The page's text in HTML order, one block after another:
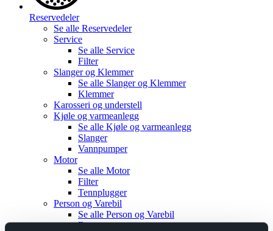
Reservedeler
Se alle Reservedeler
Service
Se alle Service
Filter
Slanger og Klemmer
Se alle Slanger og Klemmer
Klemmer
Karosseri og understell
Kjøle og varmeanlegg
Se alle Kjøle og varmeanlegg
Slanger
Vannpumper
Motor
Se alle Motor
Filter
Tennplugger
Person og Varebil
Se alle Person og Varebil
Brems